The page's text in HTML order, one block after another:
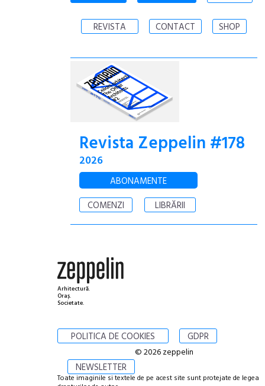
REVISTA CONTACT SHOP
Revista Zeppelin #178
2026
ABONAMENTE
COMENZI
LIBRĂRII
Arhitectură.
Oraș.
Societate.
POLITICA DE COOKIES GDPR
NEWSLETTER
© 2026 zeppelin
Toate imaginile si textele de pe acest site sunt protejate de legea